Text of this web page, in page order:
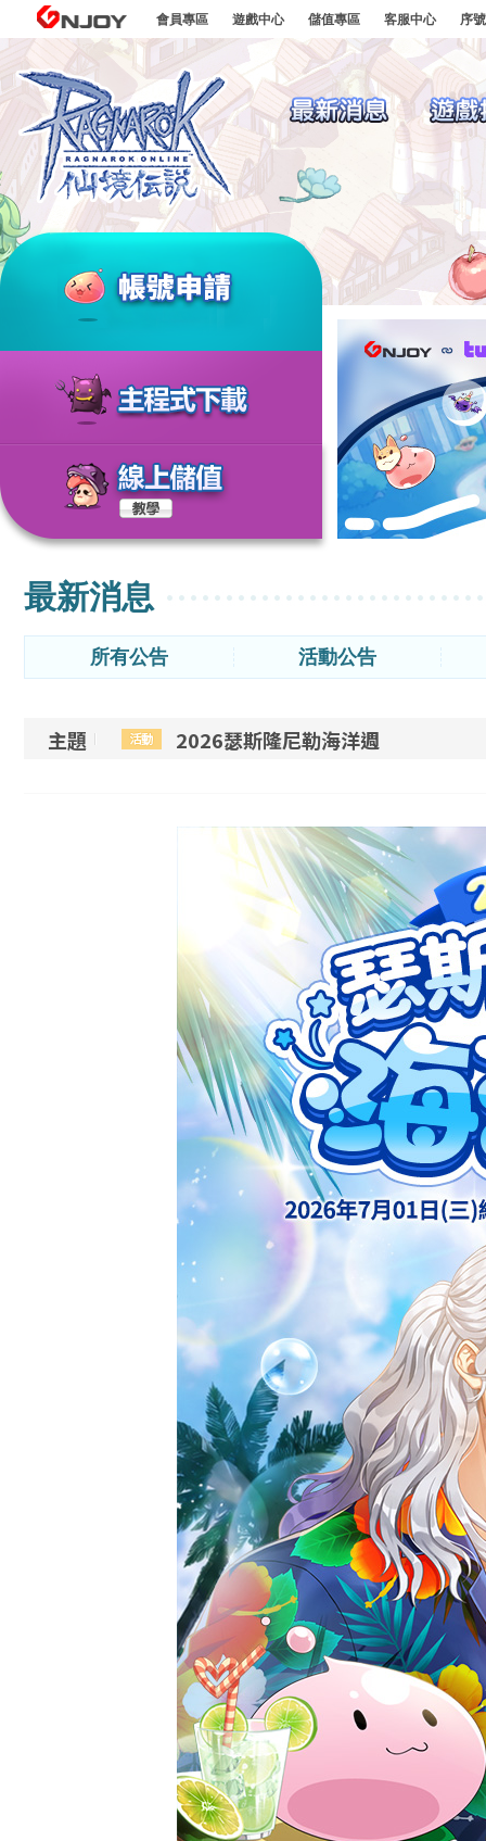
GNJOY會員專區 遊戲中心 儲值專區 客服中心 序
最新消息
所有公告 活動公告
主題 2026瑟斯隆尼勒海洋週